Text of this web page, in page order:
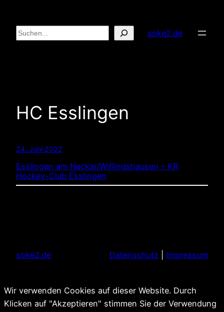
Inhalt
springen
Suchen soke2.de
HC Esslingen
24. Juni 2022
Esslingen am Neckar/Wiflingshausen – KR
Hockey-Club Esslingen
soke2.de Datenschutz Impressum
Wir verwenden Cookies auf dieser Website. Durch
Klicken auf "Akzeptieren" stimmen Sie der Verwendung